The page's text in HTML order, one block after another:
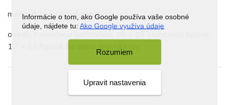
Informácie o tom, ako Google používa vaše osobné
údaje, nájdete tu: Ako Google využíva údaje
Rozumiem
Upravit nastavenia
materiál: borovicové drevo
obsah: 1 skladacia šachovnica, 16 + 16 šachových figúrok,
12 + 12 figúrok na dámu, pravidlá hry